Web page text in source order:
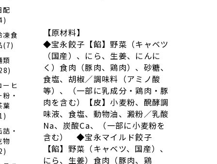
配
凍食
(7)
類
ーヒ
粉・
葉
詰・
物
【原材料】
◆宝永餃子【餡】野菜（キャベツ
（国産）、にら、生姜、にんに
く）食肉（豚肉、鶏肉）、砂糖、
食塩、胡椒／調味料（アミノ酸
等）、（一部に乳成分・鶏肉・豚
肉を含む）【皮】小麦粉、醗酵調
味液、食塩、動物油、澱粉／乳酸
Na、炭酸Ca、（一部に小麦粉を
含む） ◆宝永マイルド餃子
【餡】野菜（キャベツ、国産）、
にら、生姜）食肉（豚肉、鶏